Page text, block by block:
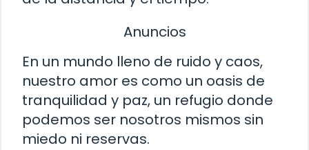
Anuncios
En un mundo lleno de ruido y caos,
nuestro amor es como un oasis de
tranquilidad y paz, un refugio donde
podemos ser nosotros mismos sin
miedo ni reservas.